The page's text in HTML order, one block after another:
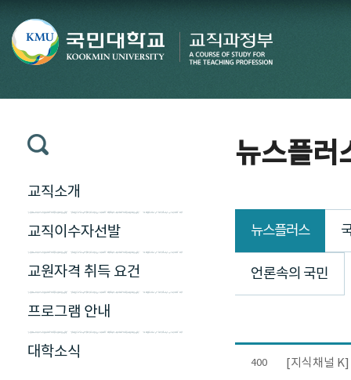
교직소개
교직이수자선발
교원자격 취득 요건
프로그램 안내
대학소식
뉴스플러
뉴스플러스
언론속의 국민
400 [지식채널